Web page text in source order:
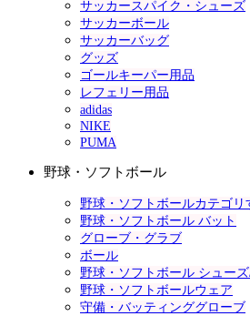
サッカースパイク・シューズ
サッカーボール
サッカーバッグ
グッズ
ゴールキーパー用品
レフェリー用品
adidas
NIKE
PUMA
野球・ソフトボール
野球・ソフトボールカテゴリ
野球・ソフトボール バット
グローブ・グラブ
ボール
野球・ソフトボール シュー
野球・ソフトボールウェア
守備・バッティンググローブ